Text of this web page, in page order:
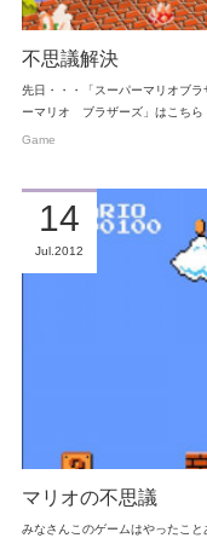
不思議解決
先日・・・「スーパーマリオブ
ーマリオ ブラザーズ」はこち
Game
マリオの不思議
みなさんこのゲームはやったこ
14
Jul 2012